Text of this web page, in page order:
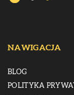
NAWIGACJA
BLOG
POLITYKA